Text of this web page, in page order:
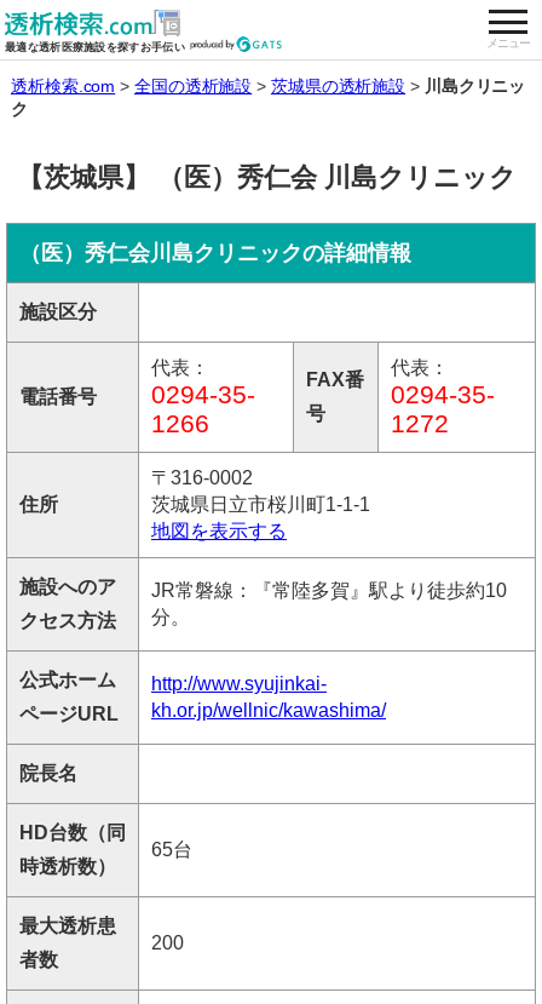
最適な透析医療施設を探すお手伝い メニュー
全国の透析施設を検索する
透析検索.com 全国の透析施設 茨城県の透析施設
川島クリニッ
ク
【茨城県】 （医）秀仁会 川島クリニック
（医）秀仁会川島クリニックの詳細情報
施設区分
電話番号
代表：
0294-35-
1266
FAX番
号
代表：
0294-35-
1272
住所
〒316-0002
茨城県日立市桜川町1-1-1
地図を表示する
施設へのア
クセス方法
JR常磐線：『常陸多賀』駅より徒歩約10
分。
公式ホーム
ページURL
http://www.syujinkai-
kh.or.jp/wellnic/kawashima/
院長名
HD台数（同
時透析数）
65台
最大透析患
者数
200